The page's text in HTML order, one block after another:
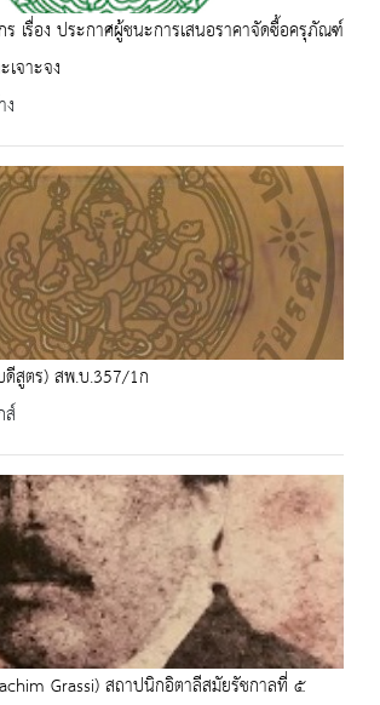
เรื่อง ประกาศผู้ชนะการเสนอราคาจัดซื้อครุภัณฑ์
เจาะจง
สูตร) สพ.บ.357/1ก
ส์
Grassi) สถาปนิกอิตาลีสมัยรัชกาลที่ ๕